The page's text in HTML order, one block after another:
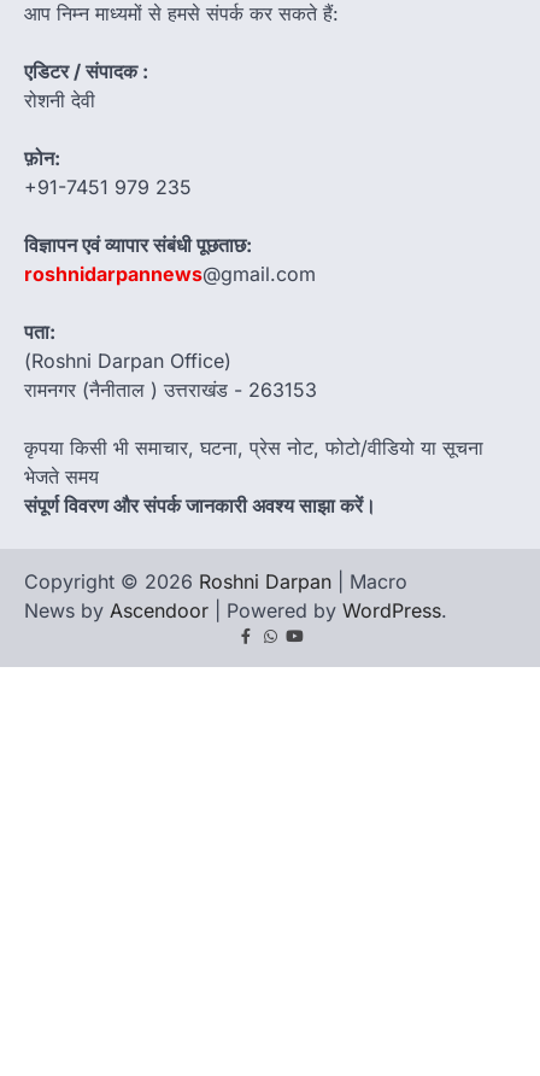
आप निम्न माध्यमों से हमसे संपर्क कर सकते हैं:
एडिटर / संपादक :
रोशनी देवी
फ़ोन:
+91-7451 979 235
विज्ञापन एवं व्यापार संबंधी पूछताछ:
roshnidarpannews@gmail.com
पता:
(Roshni Darpan Office)
रामनगर (नैनीताल ) उत्तराखंड - 263153
कृपया किसी भी समाचार, घटना, प्रेस नोट, फोटो/वीडियो या सूचना
भेजते समय
संपूर्ण विवरण और संपर्क जानकारी अवश्य साझा करें।
Copyright © 2026 Roshni Darpan | Macro
News by Ascendoor | Powered by WordPress.
Facebook
Whatsapp
youtube